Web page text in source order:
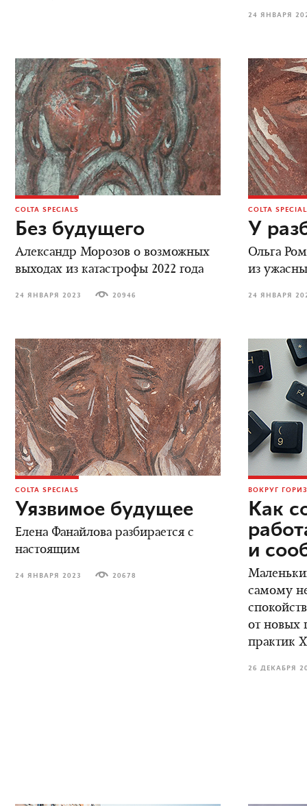
24 ЯНВАРЯ
COLTA SPECIALS
Без будущего
Александр Морозов о возможных
выходах из катастрофы 2022 года
24 ЯНВАРЯ 2023 20946
COLTA
У
Ольга
из
24 ЯНВАРЯ
COLTA SPECIALS
Уязвимое будущее
Елена Фанайлова разбирается с
настоящим
24 ЯНВАРЯ 2023 20678
ВОКРУГ
Как
и
самому
от новых
практик
26 ДЕКАБРЯ